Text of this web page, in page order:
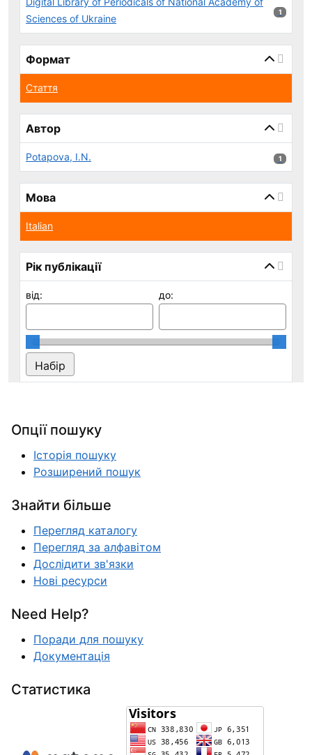
Sciences of Ukraine
1
1
Формат
Стаття
Автор
Potapova, I.N. 1
1
Мова
Italian
Рік публікації
від: до:
Опції пошуку
Історія пошуку
Розширений пошук
Знайти більше
Перегляд каталогу
Перегляд за алфавітом
Дослідити зв'язки
Нові ресурси
Need Help?
Поради для пошуку
Документація
Статистика